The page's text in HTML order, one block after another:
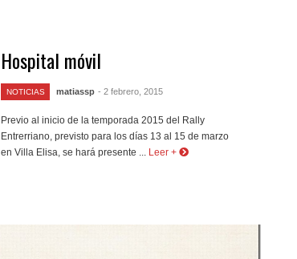
Hospital móvil
NOTICIAS matiassp - 2 febrero, 2015
Previo al inicio de la temporada 2015 del Rally
Entrerriano, previsto para los días 13 al 15 de marzo
en Villa Elisa, se hará presente ... Leer +